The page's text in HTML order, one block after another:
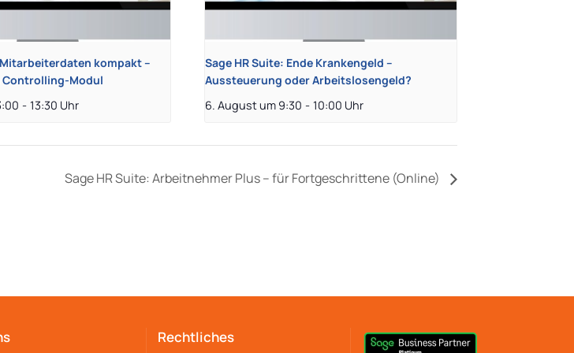
kompakt –
Controlling-Modul
- 13:30
Sage HR Suite: Ende Krankengeld –
Aussteuerung oder Arbeitslosengeld?
6. August um 9:30 - 10:00
Sage HR Suite: Arbeitnehmer Plus – für Fortgeschrittene (Online)
Rechtliches